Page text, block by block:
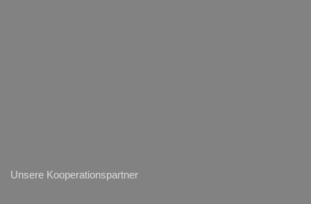
Unsere Kooperationspartner